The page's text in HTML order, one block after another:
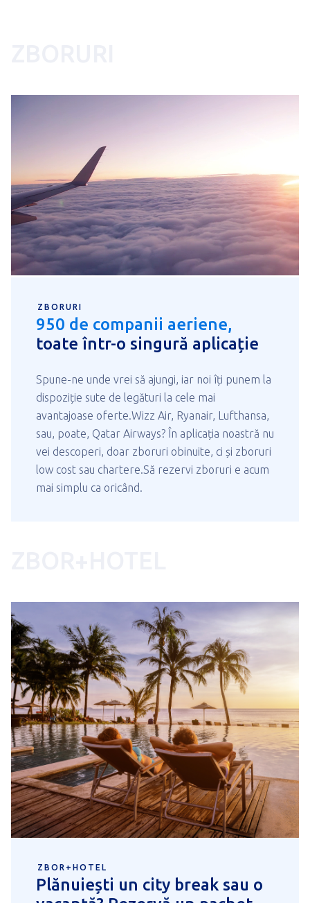
ZBORURI
950 de companii aeriene,
toate într-o singură aplicație
Spune-ne unde vrei să ajungi, iar noi îți punem la
dispoziție sute de legături la cele mai
avantajoase oferte.Wizz Air, Ryanair, Lufthansa,
sau, poate, Qatar Airways? În aplicația noastră nu
vei descoperi, doar zboruri obinuite, ci și zboruri
low cost sau chartere.Să rezervi zboruri e acum
mai simplu ca oricând.
ZBOR+HOTEL
Plănuiești un city break sau o